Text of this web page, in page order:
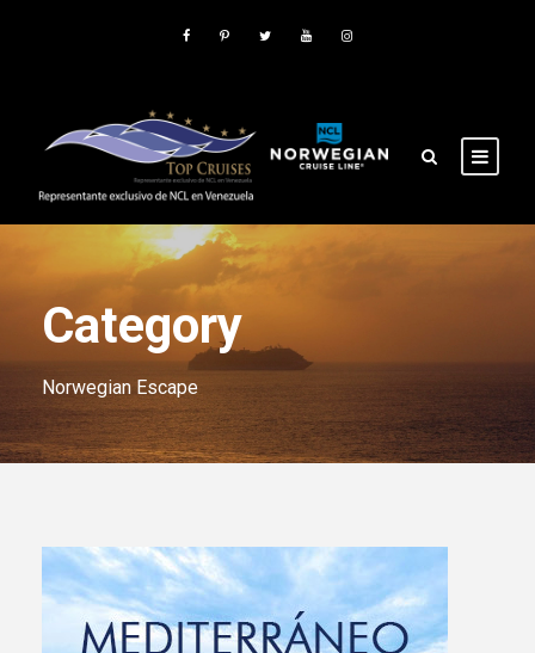
Category
Norwegian Escape